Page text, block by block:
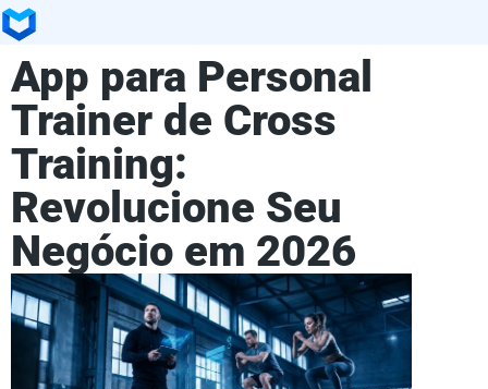
App para Personal
Trainer de Cross
Training:
Revolucione Seu
Negócio em 2026